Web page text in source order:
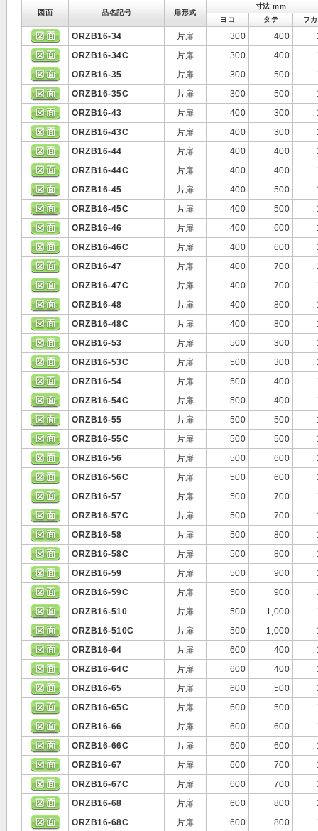
図面 品名記号 扉形式
寸法 mm
ヨコ
タテ フ
ORZB16-34 片扉 300 400
ORZB16-34C
片扉 300 400
ORZB16-35
片扉 300 500
ORZB16-35C
片扉 300 500
ORZB16-43
片扉 400 300
ORZB16-43C
片扉 400 300
ORZB16-44
片扉 400 400
ORZB16-44C
片扉 400 400
ORZB16-45
片扉 400 500
ORZB16-45C
片扉 400 500
ORZB16-46
片扉 400 600
ORZB16-46C
片扉 400 600
ORZB16-47
片扉 400 700
ORZB16-47C
片扉 400 700
ORZB16-48
片扉 400 800
ORZB16-48C
片扉 400 800
ORZB16-53
片扉 500 300
ORZB16-53C
片扉 500 300
ORZB16-54
片扉 500 400
ORZB16-54C
片扉 500 400
ORZB16-55
片扉 500 500
ORZB16-55C
片扉 500 500
ORZB16-56
片扉 500 600
ORZB16-56C
片扉 500 600
ORZB16-57
片扉 500 700
ORZB16-57C
片扉 500 700
ORZB16-58
片扉 500 800
ORZB16-58C
片扉 500 800
ORZB16-59
片扉 500 900
ORZB16-59C
片扉 500 900
ORZB16-510
片扉 500 1,000
ORZB16-510C
片扉 500 1,000
ORZB16-64
片扉 600 400
ORZB16-64C
片扉 600 400
ORZB16-65
片扉 600 500
ORZB16-65C
片扉 600 500
ORZB16-66
片扉 600 600
ORZB16-66C
片扉 600 600
ORZB16-67
片扉 600 700
ORZB16-67C
片扉 600 700
ORZB16-68
片扉 600 800
ORZB16-68C
片扉 600 800